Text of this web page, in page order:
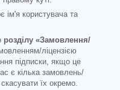
ім'я користувача та
розділу «Замовлення/
ліцензією
підписки, якщо це
є кілька замовлень/
їх окремо.